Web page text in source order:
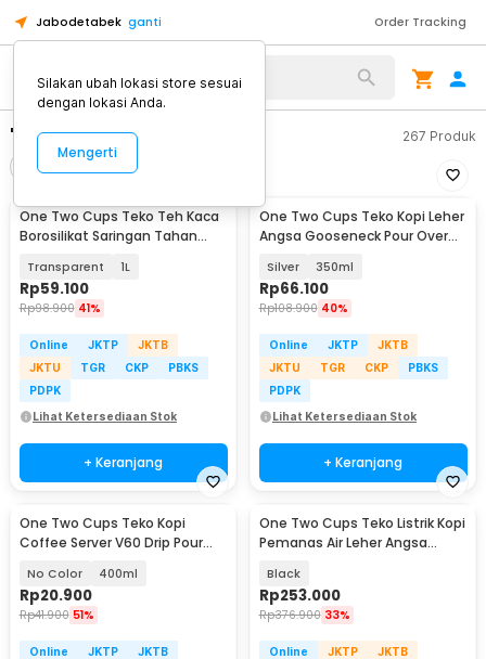
Jabodetabek ganti Order Tracking
"teko one two cup" 267 Produk
Urutkan
One Two Cups Teko Teh Kaca
Borosilikat Saringan Tahan
Transparent 1L
Rp59.100
Rp98.900 41%
Online JKTP
JKTB
JKTU
TGR CKP
PBKS
PDPK
Lihat Ketersediaan Stok
+ Keranjang
One Two Cups Teko Kopi Leher
Angsa Gooseneck Pour Over
Silver 350ml
Rp66.100
Rp108.900 40%
Online JKTP
JKTB
JKTU
TGR CKP
PBKS
PDPK
Lihat Ketersediaan Stok
+ Keranjang
One Two Cups Teko Kopi
Coffee Server V60 Drip Pour
No Color 400ml
Rp20.900
Rp41.900 51%
Online JKTP
JKTB
One Two Cups Teko Listrik Kopi
Pemanas Air Leher Angsa
Black
Rp253.000
Rp376.900 33%
Online JKTP
JKTB
Silakan ubah lokasi store sesuai
dengan lokasi Anda.
Mengerti